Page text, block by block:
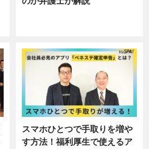
スマホひとつで手取りを増や
す方法！福利厚生で使えるア